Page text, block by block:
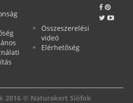
Összeszerelési
videó
Elérhetőség
2016 © Naturakert Siófok